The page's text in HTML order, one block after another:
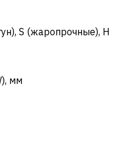
, S (жаропрочные), H
мм